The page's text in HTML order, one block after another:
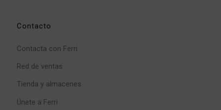
Contacto
Contacta con Ferri
Red de ventas
Tienda y almacenes
Únete a Ferri